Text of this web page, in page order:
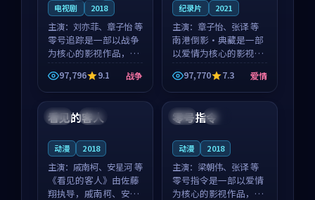
电视剧 2018
主演： 刘亦菲、章子怡 等
零号追踪是一部以战争
为核心的影视作品，围
绕危机、反转与人物成
长展开，整体节奏紧
凑，值得推荐观看。
97,796 9.1 战争
纪录片 2021
主演： 章子怡、张译 等
南港倒影·典藏是一部
以爱情为核心的影视作
品，围绕危机、反转与
人物成长展开，整体节
奏紧凑，值得推荐观
看。
97,770 7.3 爱情
泰国 完结
看见的客人
动漫 2018
主演： 戚南柯、安星河 等
《看见的客人》由佐藤
翔执导，戚南柯、安星
中国 高分
零号指令
动漫 2018
主演： 梁朝伟、张译 等
零号指令是一部以爱情
为核心的影视作品，围